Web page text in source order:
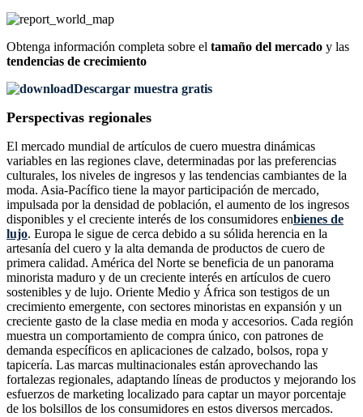
Obtenga información completa sobre el tamaño del mercado y las
tendencias de crecimiento
Descargar muestra gratis
Perspectivas regionales
El mercado mundial de artículos de cuero muestra dinámicas
variables en las regiones clave, determinadas por las preferencias
culturales, los niveles de ingresos y las tendencias cambiantes de la
moda. Asia-Pacífico tiene la mayor participación de mercado,
impulsada por la densidad de población, el aumento de los ingresos
disponibles y el creciente interés de los consumidores enbienes de
lujo. Europa le sigue de cerca debido a su sólida herencia en la
artesanía del cuero y la alta demanda de productos de cuero de
primera calidad. América del Norte se beneficia de un panorama
minorista maduro y de un creciente interés en artículos de cuero
sostenibles y de lujo. Oriente Medio y África son testigos de un
crecimiento emergente, con sectores minoristas en expansión y un
creciente gasto de la clase media en moda y accesorios. Cada región
muestra un comportamiento de compra único, con patrones de
demanda específicos en aplicaciones de calzado, bolsos, ropa y
tapicería. Las marcas multinacionales están aprovechando las
fortalezas regionales, adaptando líneas de productos y mejorando los
esfuerzos de marketing localizado para captar un mayor porcentaje
de los bolsillos de los consumidores en estos diversos mercados.